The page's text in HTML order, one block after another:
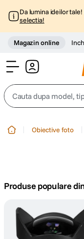
Da lumina ideilor
selectia!
Magazin online
Cauta dupa model,
trepied telefon
peak design
Obiective foto
Produse populare